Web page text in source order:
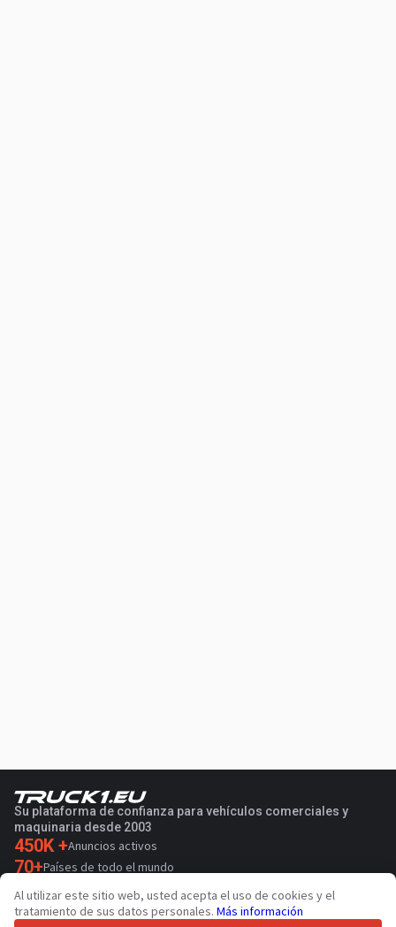
Su plataforma de confianza para vehículos comerciales y
maquinaria desde 2003
450K +Anuncios activos
70+Países de todo el mundo
36Idiomas admitidos
4.7/5
Al utilizar este sitio web, usted acepta el uso de cookies y el
tratamiento de sus datos personales. Más información